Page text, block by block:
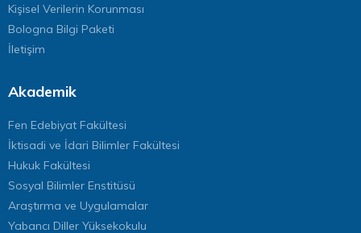
Kişisel Verilerin Korunması
Bologna Bilgi Paketi
İletişim
Akademik
Fen Edebiyat Fakültesi
İktisadi ve İdari Bilimler Fakültesi
Hukuk Fakültesi
Sosyal Bilimler Enstitüsü
Araştırma ve Uygulamalar
Yabancı Diller Yüksekokulu